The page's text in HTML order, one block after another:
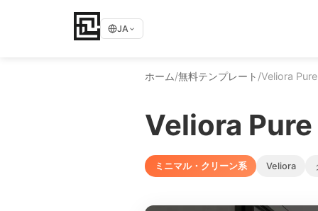
JA
ホーム/無料テンプレート /Veliora Pure
Veliora Pure
ミニマル・クリーン系 Veliora